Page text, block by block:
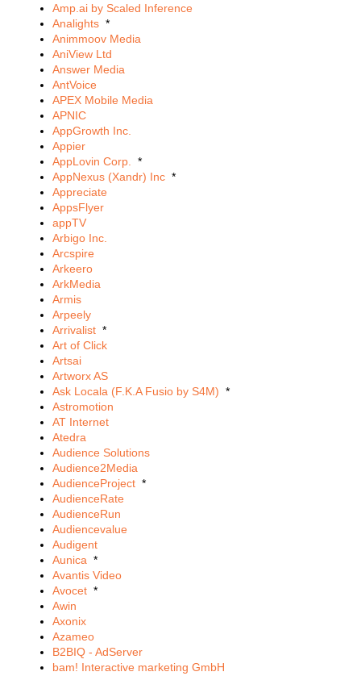
Amp.ai by Scaled Inference
Analights *
Animmoov Media
AniView Ltd
Answer Media
AntVoice
APEX Mobile Media
APNIC
AppGrowth Inc.
Appier
AppLovin Corp.
*
AppNexus (Xandr) Inc *
Appreciate
AppsFlyer
appTV
Arbigo Inc.
Arcspire
Arkeero
ArkMedia
Armis
Arpeely
Arrivalist *
Art of Click
Artsai
Artworx AS
Ask Locala (F.K.A Fusio by S4M) *
Astromotion
AT Internet
Atedra
Audience Solutions
Audience2Media
AudienceProject *
AudienceRate
AudienceRun
Audiencevalue
Audigent
Aunica *
Avantis Video
Avocet *
Awin
Axonix
Azameo
B2BIQ - AdServer
bam! Interactive marketing GmbH